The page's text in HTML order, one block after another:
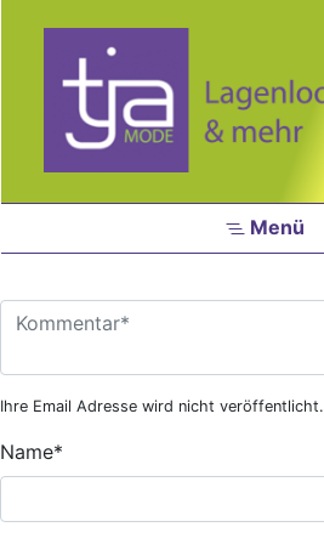
Menü
Ihre Email Adresse wird nicht veröffentlicht.
Name*